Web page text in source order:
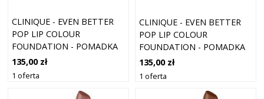
CLINIQUE - EVEN BETTER
POP LIP COLOUR
FOUNDATION - POMADKA
DO UST - EVEN BETTER
POP LIP 13 CLOSER - DLA
135,00 zł
1 oferta
CLINIQUE - EVEN BETTER
POP LIP COLOUR
FOUNDATION - POMADKA
DO UST - EVEN BETTER
POP LIP 07 BLUSH - DLA
135,00 zł
1 oferta